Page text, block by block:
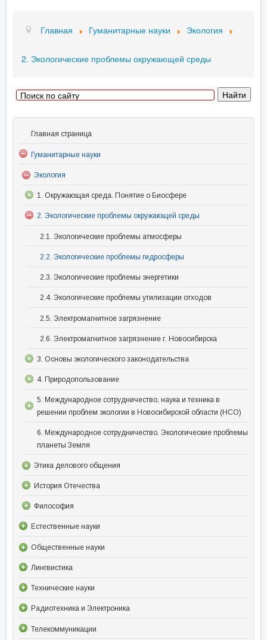
Главная Гуманитарные науки Экология
2. Экологические проблемы окружающей среды
Главная страница
Гуманитарные науки
Экология
1. Окружающая среда. Понятие о Биосфере
2. Экологические проблемы окружающей среды
2.1. Экологические проблемы атмосферы
2.2. Экологические проблемы гидросферы
2.3. Экологические проблемы энергетики
2.4. Экологические проблемы утилизации отходов
2.5. Электромагнитное загрязнение
2.6. Электромагнитное загрязнение г. Новосибирска
3. Основы экологического законодательства
4. Природопользование
5. Международное сотрудничество, наука и техника в
решении проблем экологии в Новосибирской области (НСО)
6. Международное сотрудничество. Экологические проблемы
планеты Земля
Этика делового общения
История Отечества
Философия
Естественные науки
Общественные науки
Лингвистика
Технические науки
Радиотехника и Электроника
Телекоммуникации